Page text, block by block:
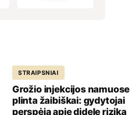
STRAIPSNIAI
Grožio injekcijos namuose
plinta žaibiškai: gydytojai
perspėja apie didelę riziką